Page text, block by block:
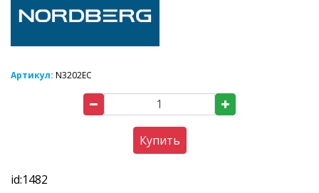
Артикул: N3202EС
Купить
id:1482